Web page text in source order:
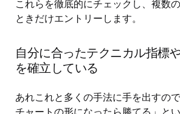
これらを徹底的にチェックし、複数
ときだけエントリーします。
自分に合ったテクニカル指標
を確立している
あれこれと多くの手法に手を出すの